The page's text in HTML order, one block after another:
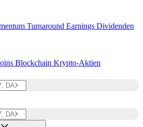
Turnaround Earnings Dividenden
Blockchain Krypto-Aktien